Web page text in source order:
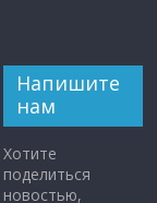
Напишите
нам
Хотите
поделиться
новостью,